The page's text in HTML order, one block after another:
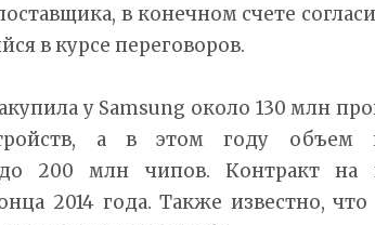
в конечном счете
в курсе переговоров.
у Samsung около 130 млн
а в этом году объем
до 200 млн чипов. Контракт на
2014 года. Также известно, что